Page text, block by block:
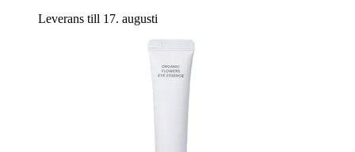
Leverans till 17. augusti